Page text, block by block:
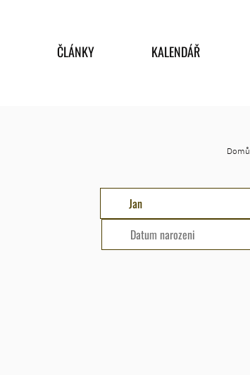
ČLÁNKY KALENDÁŘ
Domů